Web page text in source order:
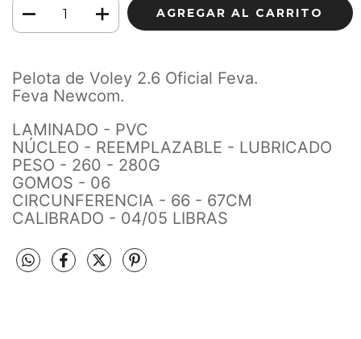
Pelota de Voley 2.6 Oficial Feva.
Feva Newcom.
LAMINADO - PVC
NÚCLEO - REEMPLAZABLE - LUBRICADO
PESO - 260 - 280G
GOMOS - 06
CIRCUNFERENCIA - 66 - 67CM
CALIBRADO - 04/05 LIBRAS